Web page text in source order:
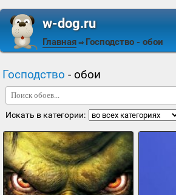
w-dog.ru
Главная ⇒ Господство - обои
Господство - обои
Искать в категории: